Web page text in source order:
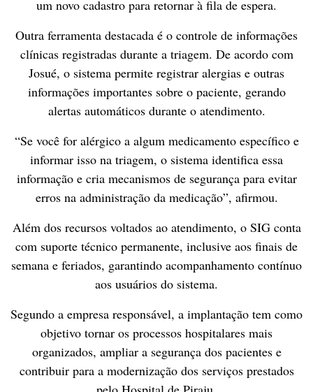
um novo cadastro para retornar à fila de espera.
Outra ferramenta destacada é o controle de informações
clínicas registradas durante a triagem. De acordo com
Josué, o sistema permite registrar alergias e outras
informações importantes sobre o paciente, gerando
alertas automáticos durante o atendimento.
“Se você for alérgico a algum medicamento específico e
informar isso na triagem, o sistema identifica essa
informação e cria mecanismos de segurança para evitar
erros na administração da medicação”, afirmou.
Além dos recursos voltados ao atendimento, o SIG conta
com suporte técnico permanente, inclusive aos finais de
semana e feriados, garantindo acompanhamento contínuo
aos usuários do sistema.
Segundo a empresa responsável, a implantação tem como
objetivo tornar os processos hospitalares mais
organizados, ampliar a segurança dos pacientes e
contribuir para a modernização dos serviços prestados